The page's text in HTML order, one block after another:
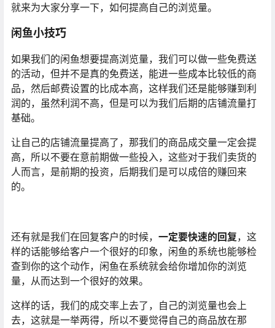
就来为大家分享一下，如何提高自己的浏览量。
闲鱼小技巧
如果我们的闲鱼想要提高浏览量，我们可以做一些免费送
的活动，但并不是真的免费送，能进一些成本比较低的商
品，然后邮费设置的比成本高，这样我们还是能够赚到利
润的，虽然利润不高，但是可以为我们后期的店铺流量打
基础。
让自己的店铺流量提高了，那我们的商品成交量一定会提
高，所以不要在意前期做一些投入，这些对于我们卖货的
人而言，是前期的投资，后期我们是可以成倍的赚回来
的。
还有就是我们在回复客户的时候， 一定要快速的回复，这
样的话能够给客户一个很好的印象，闲鱼的系统也能够检
查到你的这个动作，闲鱼在系统就会给你增加你的浏览
量，从而达到一个很好的效果。
这样的话，我们的成交率上去了，自己的浏览量也会上
去，这就是一举两得，所以不要觉得自己的商品放在那